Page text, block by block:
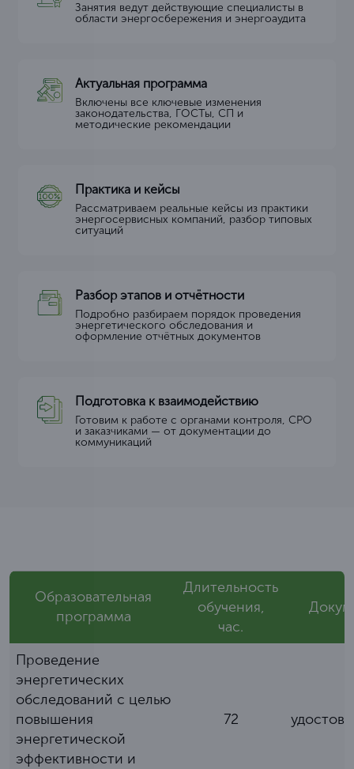
Занятия ведут действующие специалисты в
области энергосбережения и энергоаудита
Актуальная программа
Включены все ключевые изменения
законодательства, ГОСТы, СП и
методические рекомендации
Практика и кейсы
Рассматриваем реальные кейсы из практики
энергосервисных компаний, разбор типовых
ситуаций
Разбор этапов и отчётности
Подробно разбираем порядок проведения
энергетического обследования и
оформление отчётных документов
Подготовка к взаимодействию
Готовим к работе с органами контроля, СРО
и заказчиками — от документации до
коммуникаций
Образовательная
программа
Длительность
обучения,
час.
Проведение
энергетических
обследований с целью
повышения
энергетической
эффективности и
72